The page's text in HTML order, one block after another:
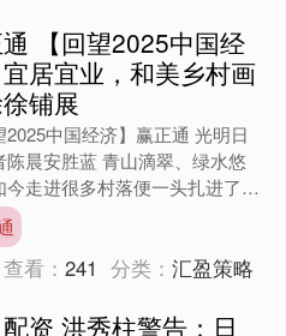
【回望2025中国经
居宜业，和美乡村画
铺展
2025中国经济】赢正通 光明日
陈晨安胜蓝 青山滴翠、绿水悠
今走进很多村落便一头扎进了绿
、秀美如画的田园风光中，望得
得见水、记得....
查看：241 分类：汇盈策略
资 洪秀柱警告：日